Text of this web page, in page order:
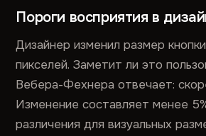
Пороги восприятия в
Дизайнер изменил размер
пикселей. Заметит ли это
Вебера-Фехнера отвечает:
Изменение составляет менее
различения для визуальных